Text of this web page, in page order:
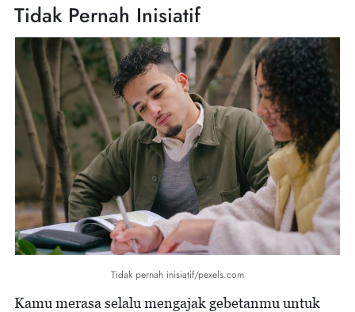
Tidak Pernah Inisiatif
Tidak pernah inisiatif/pexels.com
Kamu merasa selalu mengajak gebetanmu untuk